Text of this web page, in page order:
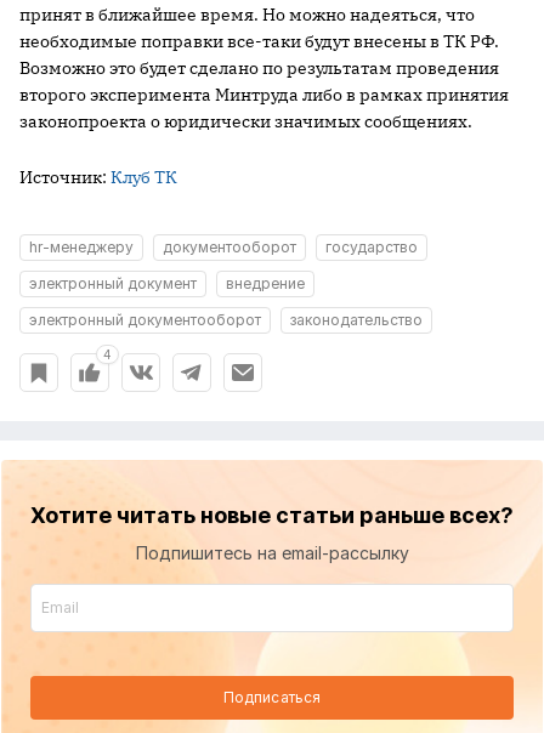
принят в ближайшее время. Но можно надеяться, что
необходимые поправки все-таки будут внесены в ТК РФ.
Возможно это будет сделано по результатам проведения
второго эксперимента Минтруда либо в рамках принятия
законопроекта о юридически значимых сообщениях.
Источник: Клуб ТК
hr-менеджеру документооборот
государство
электронный документ
внедрение
электронный документооборот
законодательство
4
Хотите читать новые статьи раньше всех?
Подпишитесь на email-рассылку
Подписаться